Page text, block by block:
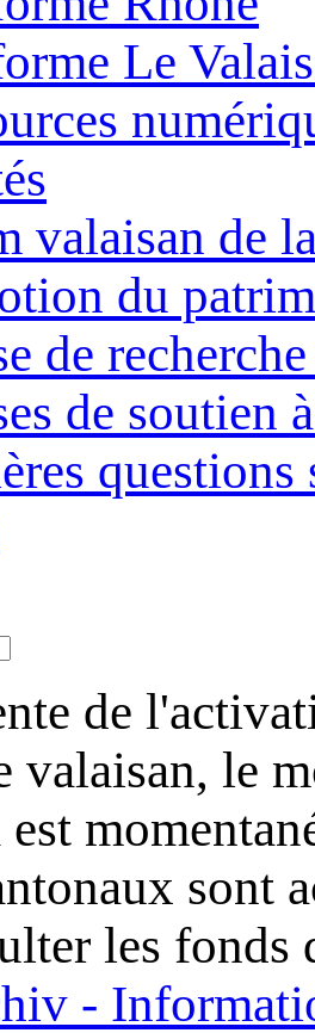
Le
valaisan de
du
de
de soutien
questions
de
valaisan, le
sont
les fonds
-